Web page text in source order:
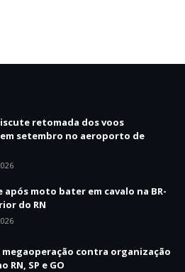
retomada dos voos
setembro no aeroporto de
após moto bater em cavalo na BR-
do RN
megaoperação contra organização
RN, SP e GO